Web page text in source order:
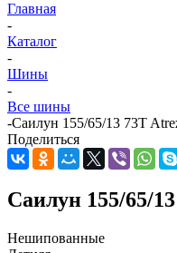
Главная
-
Каталог
-
Шины
-
Все шины
-Саилун 155/65/13 73T
Поделиться
Саилун 155/65/
Нешипованные